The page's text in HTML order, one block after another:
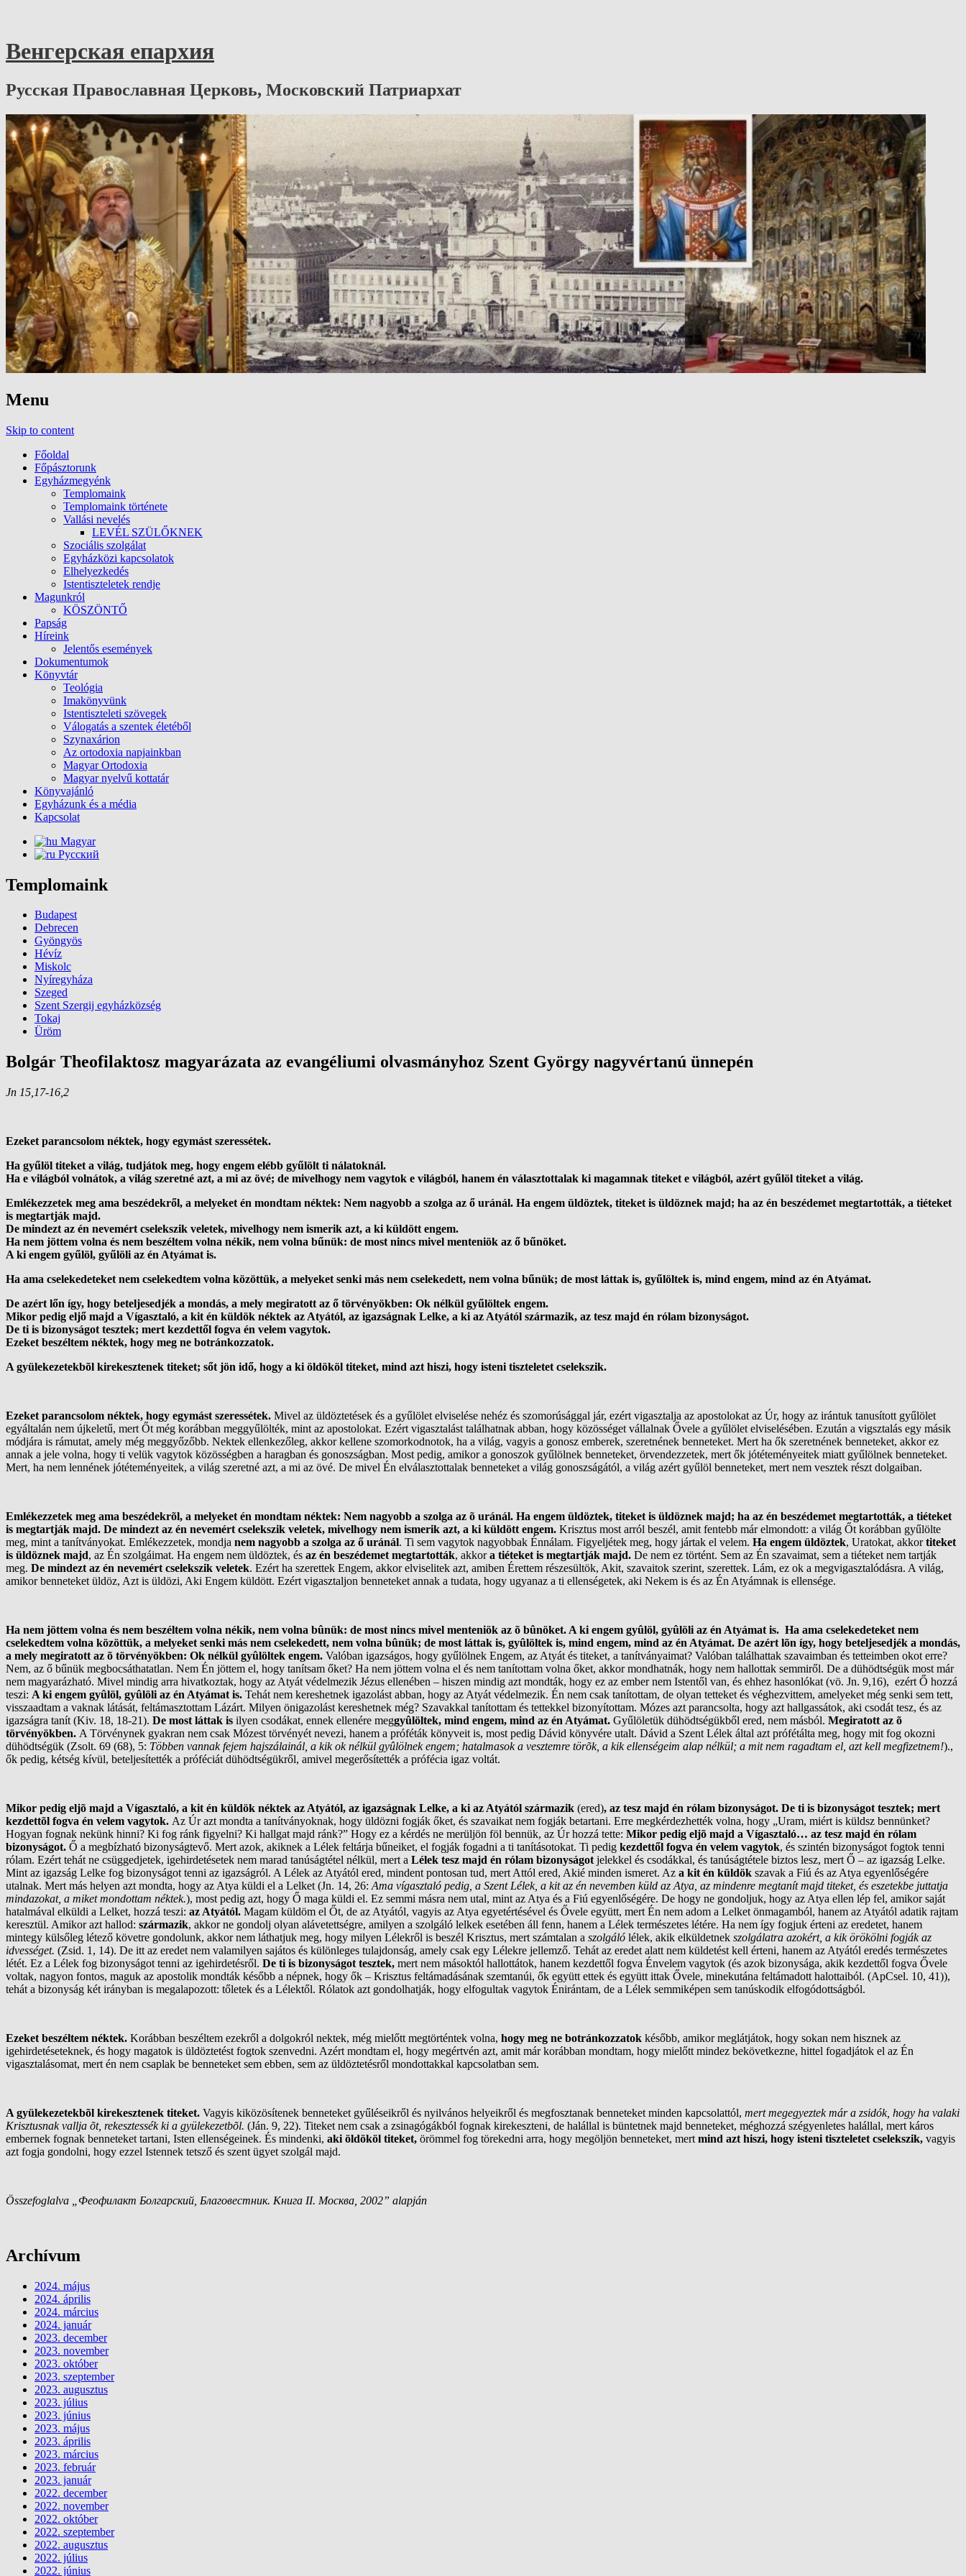
Венгерская епархия
Русская Православная Церковь, Московский Патриархат
Menu
Skip to content
Főoldal
Főpásztorunk
Egyházmegyénk
Templomaink
Templomaink története
Vallási nevelés
LEVÉL SZÜLŐKNEK
Szociális szolgálat
Egyházközi kapcsolatok
Elhelyezkedés
Istentiszteletek rendje
Magunkról
KÖSZÖNTŐ
Papság
Híreink
Jelentős események
Dokumentumok
Könyvtár
Teológia
Imakönyvünk
Istentiszteleti szövegek
Válogatás a szentek életéből
Szynaxárion
Az ortodoxia napjainkban
Magyar Ortodoxia
Magyar nyelvű kottatár
Könyvajánló
Egyházunk és a média
Kapcsolat
Magyar
Русский
Templomaink
Budapest
Debrecen
Gyöngyös
Hévíz
Miskolc
Nyíregyháza
Szeged
Szent Szergij egyházközség
Tokaj
Üröm
Bolgár Theofilaktosz magyarázata az evangéliumi olvasmányhoz Szent György nagyvértanú ünnepén
Jn 15,17-16,2
Ezeket parancsolom néktek, hogy egymást szeressétek.
Ha gyűlöl titeket a világ, tudjátok meg, hogy engem elébb gyűlölt ti nálatoknál.
Ha e világból volnátok, a világ szeretné azt, a mi az övé; de mivelhogy nem vagytok e világból, hanem én választottalak ki magamnak titeket e világból, azért gyűlöl titeket a világ.
Emlékezzetek meg ama beszédekről, a melyeket én mondtam néktek: Nem nagyobb a szolga az ő uránál. Ha engem üldöztek, titeket is üldöznek majd; ha az én beszédemet megtartották, a tiéteket
is megtartják majd.
De mindezt az én nevemért cselekszik veletek, mivelhogy nem ismerik azt, a ki küldött engem.
Ha nem jöttem volna és nem beszéltem volna nékik, nem volna bűnük: de most nincs mivel menteniök az ő bűnöket.
A ki engem gyűlöl, gyűlöli az én Atyámat is.
Ha ama cselekedeteket nem cselekedtem volna közöttük, a melyeket senki más nem cselekedett, nem volna bűnük; de most láttak is, gyűlöltek is, mind engem, mind az én Atyámat.
De azért lőn így, hogy beteljesedjék a mondás, a mely megiratott az ő törvényökben: Ok nélkül gyűlöltek engem.
Mikor pedig eljő majd a Vígasztaló, a kit én küldök néktek az Atyától, az igazságnak Lelke, a ki az Atyától származik, az tesz majd én rólam bizonyságot.
De ti is bizonyságot tesztek; mert kezdettől fogva én velem vagytok.
Ezeket beszéltem néktek, hogy meg ne botránkozzatok.
A gyülekezetekbõl kirekesztenek titeket; sőt jön idő, hogy a ki öldököl titeket, mind azt hiszi, hogy isteni tiszteletet cselekszik.
Ezeket parancsolom néktek, hogy egymást szeressétek. Mivel az üldöztetések és a gyűlölet elviselése nehéz és szomorúsággal jár, ezért vigasztalja az apostolokat az Úr, hogy az irántuk tanusított gyűlölet
egyáltalán nem újkeletű, mert Őt még korábban meggyűlölték, mint az apostolokat. Ezért vigasztalást találhatnak abban, hogy közösséget vállalnak Ővele a gyűlölet elviselésében. Ezután a vigsztalás egy másik
módjára is rámutat, amely még meggyőzőbb. Nektek ellenkezőleg, akkor kellene szomorkodnotok, ha a világ, vagyis a gonosz emberek, szeretnének benneteket. Mert ha ők szeretnének benneteket, akkor ez
annak a jele volna, hogy ti velük vagytok közösségben a haragban és gonoszságban. Most pedig, amikor a gonoszok gyűlölnek benneteket, örvendezzetek, mert ők jótéteményeitek miatt gyűlölnek benneteket.
Mert, ha nem lennének jótéteményeitek, a világ szeretné azt, a mi az övé. De mivel Én elválasztottalak benneteket a világ gonoszságától, a világ azért gyűlöl benneteket, mert nem vesztek részt dolgaiban.
Emlékezzetek meg ama beszédekrõl, a melyeket én mondtam néktek: Nem nagyobb a szolga az õ uránál. Ha engem üldöztek, titeket is üldöznek majd; ha az én beszédemet megtartották, a tiéteket
is megtartják majd. De mindezt az én nevemért cselekszik veletek, mivelhogy nem ismerik azt, a ki küldött engem. Krisztus most arról beszél, amit fentebb már elmondott: a világ Őt korábban gyűlölte
meg, mint a tanítványokat. Emlékezzetek, mondja nem nagyobb a szolga az ő uránál. Ti sem vagytok nagyobbak Énnálam. Figyeljétek meg, hogy jártak el velem. Ha engem üldöztek, Uratokat, akkortiteket
is üldöznek majd, az Én szolgáimat. Ha engem nem üldöztek, és az én beszédemet megtartották, akkora tiéteket is megtartják majd. De nem ez történt. Sem az Én szavaimat, sem a tiéteket nem tartják
meg. De mindezt az én nevemért cselekszik veletek. Ezért ha szerettek Engem, akkor elviselitek azt, amiben Érettem részesültök, Akit, szavaitok szerint, szerettek. Lám, ez ok a megvigasztalódásra. A világ,
amikor benneteket üldöz, Azt is üldözi, Aki Engem küldött. Ezért vigasztaljon benneteket annak a tudata, hogy ugyanaz a ti ellenségetek, aki Nekem is és az Én Atyámnak is ellensége.
Ha nem jöttem volna és nem beszéltem volna nékik, nem volna bûnük: de most nincs mivel menteniök az õ bûnöket. A ki engem gyûlöl, gyûlöli az én Atyámat is. Ha ama cselekedeteket nem
cselekedtem volna közöttük, a melyeket senki más nem cselekedett, nem volna bûnük; de most láttak is, gyûlöltek is, mind engem, mind az én Atyámat. De azért lõn így, hogy beteljesedjék a mondás,
a mely megiratott az õ törvényökben: Ok nélkül gyûlöltek engem. Valóban igazságos, hogy gyűlölnek Engem, az Atyát és titeket, a tanítványaimat? Valóban találhattak szavaimban és tetteimben okot erre?
Nem, az ő bűnük megbocsáthatatlan. Nem Én jöttem el, hogy tanítsam őket? Ha nem jöttem volna el és nem tanítottam volna őket, akkor mondhatnák, hogy nem hallottak semmiről. De a dühödtségük most már
nem magyarázható. Mivel mindig arra hivatkoztak, hogy az Atyát védelmezik Jézus ellenében – hiszen mindig azt mondták, hogy ez az ember nem Istentől van, és ehhez hasonlókat (vö. Jn. 9,16), ezért Ő hozzá
teszi: A ki engem gyûlöl, gyûlöli az én Atyámat is. Tehát nem kereshetnek igazolást abban, hogy az Atyát védelmezik. Én nem csak tanítottam, de olyan tetteket és véghezvittem, amelyeket még senki sem tett,
visszaadtam a vaknak látását, feltámasztottam Lázárt. Milyen önigazolást kereshetnek még? Szavakkal tanítottam és tettekkel bizonyítottam. Mózes azt parancsolta, hogy azt hallgassátok, aki csodát tesz, és az
igazságra tanít (Kiv. 18, 18-21). De most láttak is ilyen csodákat, ennek ellenére meggyûlöltek, mind engem, mind az én Atyámat. Gyűlöletük dühödtségükből ered, nem másból. Megiratott az õ
törvényökben. A Törvénynek gyakran nem csak Mózest törvényét nevezi, hanem a próféták könyveit is, most pedig Dávid könyvére utalt. Dávid a Szent Lélek által azt prófétálta meg, hogy mit fog okozni
dühödtségük (Zsolt. 69 (68), 5: Többen vannak fejem hajszálainál, a kik ok nélkül gyûlölnek engem; hatalmasok a vesztemre törõk, a kik ellenségeim alap nélkül; a mit nem ragadtam el, azt kell megfizetnem!).,
ők pedig, kétség kívül, beteljesítették a próféciát dühödtségükről, amivel megerősítették a prófécia igaz voltát.
Mikor pedig eljõ majd a Vígasztaló, a kit én küldök néktek az Atyától, az igazságnak Lelke, a ki az Atyától származik (ered), az tesz majd én rólam bizonyságot. De ti is bizonyságot tesztek; mert
kezdettõl fogva én velem vagytok. Az Úr azt mondta a tanítványoknak, hogy üldözni fogják őket, és szavaikat nem fogják betartani. Erre megkérdezhették volna, hogy „Uram, miért is küldsz bennünket?
Hogyan fognak nekünk hinni? Ki fog ránk figyelni? Ki hallgat majd ránk?” Hogy ez a kérdés ne merüljön föl bennük, az Úr hozzá tette: Mikor pedig eljõ majd a Vígasztaló… az tesz majd én rólam
bizonyságot. Ő a megbízható bizonyságtevő. Mert azok, akiknek a Lélek feltárja bűneiket, el fogják fogadni a ti tanításotokat. Ti pedig kezdettől fogva én velem vagytok, és szintén bizonyságot fogtok tenni
rólam. Ezért tehát ne csüggedjetek, igehirdetésetek nem marad tanúságtétel nélkül, mert a Lélek tesz majd én rólam bizonyságot jelekkel és csodákkal, és tanúságtétele biztos lesz, mert Ő – az igazság Lelke.
Mint az igazság Lelke fog bizonyságot tenni az igazságról. A Lélek az Atyától ered, mindent pontosan tud, mert Attól ered, Akié minden ismeret. Az a kit én küldök szavak a Fiú és az Atya egyenlőségére
utalnak. Mert más helyen azt mondta, hogy az Atya küldi el a Lelket (Jn. 14, 26: Ama vígasztaló pedig, a Szent Lélek, a kit az én nevemben küld az Atya, az mindenre megtanít majd titeket, és eszetekbe juttatja
mindazokat, a miket mondottam néktek.), most pedig azt, hogy Ő maga küldi el. Ez semmi másra nem utal, mint az Atya és a Fiú egyenlőségére. De hogy ne gondoljuk, hogy az Atya ellen lép fel, amikor saját
hatalmával elküldi a Lelket, hozzá teszi: az Atyától. Magam küldöm el Őt, de az Atyától, vagyis az Atya egyetértésével és Ővele együtt, mert Én nem adom a Lelket önmagamból, hanem az Atyától adatik rajtam
keresztül. Amikor azt hallod: származik, akkor ne gondolj olyan alávetettségre, amilyen a szolgáló lelkek esetében áll fenn, hanem a Lélek természetes létére. Ha nem így fogjuk érteni az eredetet, hanem
mintegy külsőleg létező követre gondolunk, akkor nem láthatjuk meg, hogy milyen Lélekről is beszél Krisztus, mert számtalan a szolgáló lélek, akik elküldetnek szolgálatra azokért, a kik örökölni fogják az
idvességet. (Zsid. 1, 14). De itt az eredet nem valamilyen sajátos és különleges tulajdonság, amely csak egy Lélekre jellemző. Tehát az eredet alatt nem küldetést kell érteni, hanem az Atyától eredés természetes
létét. Ez a Lélek fog bizonyságot tenni az igehirdetésről. De ti is bizonyságot tesztek, mert nem másoktól hallottátok, hanem kezdettől fogva Énvelem vagytok (és azok bizonysága, akik kezdettől fogva Ővele
voltak, nagyon fontos, maguk az apostolik mondták később a népnek, hogy ők – Krisztus feltámadásának szemtanúi, ők együtt ettek és együtt ittak Ővele, minekutána feltámadott halottaiból. (ApCsel. 10, 41)),
tehát a bizonyság két irányban is megalapozott: tőletek és a Lélektől. Rólatok azt gondolhatják, hogy elfogultak vagytok Énirántam, de a Lélek semmiképen sem tanúskodik elfogódottságból.
Ezeket beszéltem néktek. Korábban beszéltem ezekről a dolgokról nektek, még mielőtt megtörténtek volna, hogy meg ne botránkozzatok később, amikor meglátjátok, hogy sokan nem hisznek az
igehirdetéseteknek, és hogy magatok is üldöztetést fogtok szenvedni. Azért mondtam el, hogy megértvén azt, amit már korábban mondtam, hogy mielőtt mindez bekövetkezne, hittel fogadjátok el az Én
vigasztalásomat, mert én nem csaplak be benneteket sem ebben, sem az üldöztetésről mondottakkal kapcsolatban sem.
A gyülekezetekbõl kirekesztenek titeket. Vagyis kiközösítenek benneteket gyűléseikről és nyilvános helyeikről és megfosztanak benneteket minden kapcsolattól, mert megegyeztek már a zsidók, hogy ha valaki
Krisztusnak vallja õt, rekesztessék ki a gyülekezetbõl. (Ján. 9, 22). Titeket nem csak a zsinagógákból fognak kirekeszteni, de halállal is büntetnek majd benneteket, méghozzá szégyenletes halállal, mert káros
embernek fognak benneteket tartani, Isten ellenségeinek. És mindenki, aki öldököl titeket, örömmel fog törekedni arra, hogy megöljön benneteket, mert mind azt hiszi, hogy isteni tiszteletet cselekszik, vagyis
azt fogja gondolni, hogy ezzel Istennek tetsző és szent ügyet szolgál majd.
Összefoglalva „Феофилакт Болгарский, Благовестник. Книга II. Москва, 2002” alapján
Archívum
2024. május
2024. április
2024. március
2024. január
2023. december
2023. november
2023. október
2023. szeptember
2023. augusztus
2023. július
2023. június
2023. május
2023. április
2023. március
2023. február
2023. január
2022. december
2022. november
2022. október
2022. szeptember
2022. augusztus
2022. július
2022. június